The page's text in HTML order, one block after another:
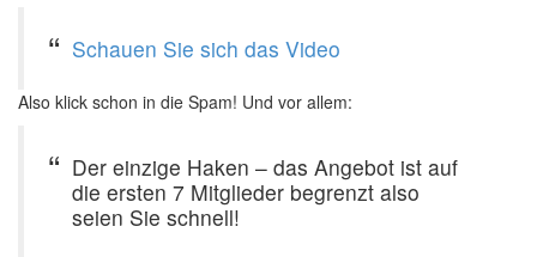
Schauen Sie sich das Video
Also klick schon in die Spam! Und vor allem:
Der einzige Haken – das Angebot ist auf
die ersten 7 Mitglieder begrenzt also
seien Sie schnell!